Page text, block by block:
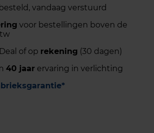
vandaag verstuurd
voor bestellingen boven de
of op rekening (30 dagen)
40 jaar ervaring in verlichting